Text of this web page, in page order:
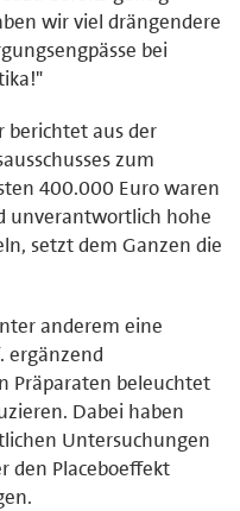
wir viel drängendere
bei
berichtet aus der
zum
400.000 Euro waren
unverantwortlich hohe
setzt dem Ganzen die
anderem eine
ergänzend
Präparaten beleuchtet
Dabei haben
Untersuchungen
den Placeboeffekt